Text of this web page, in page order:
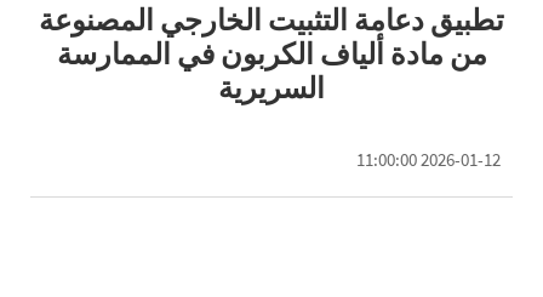
تطبيق دعامة التثبيت الخارجي المصنوعة
من مادة ألياف الكربون في الممارسة
السريرية
2026-01-12 11:00:00